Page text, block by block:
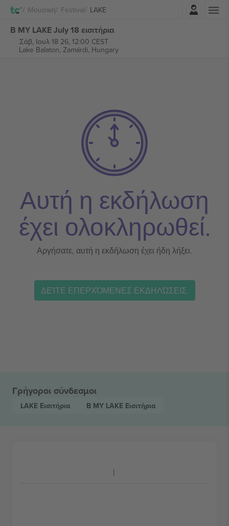
Μουσική Festival LAKE
B MY LAKE July 18 εισιτήρια
Σάβ, Ιουλ 18 26, 12:00 CEST
Lake Balaton, Zamárdi, Hungary
Αυτή η εκδήλωση
έχει ολοκληρωθεί.
Αργήσατε, αυτή η εκδήλωση έχει ήδη λήξει.
ΔΕΊΤΕ ΕΠΕΡΧΌΜΕΝΕΣ ΕΚΔΗΛΏΣΕΙΣ.
Γρήγοροι σύνδεσμοι
LAKE Εισιτήρια B MY LAKE Εισιτήρια